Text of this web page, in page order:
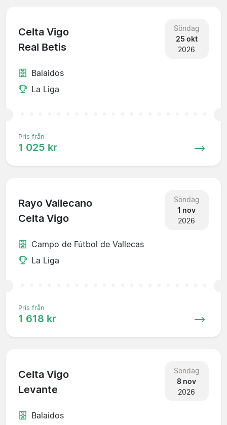
Celta Vigo
Real Betis
Söndag
25 okt
2026
Balaidos
La Liga
Pris från
1 025 kr
Rayo Vallecano
Celta Vigo
Söndag
1 nov
2026
Campo de Fútbol de Vallecas
La Liga
Pris från
1 618 kr
Celta Vigo
Levante
Söndag
8 nov
2026
Balaidos